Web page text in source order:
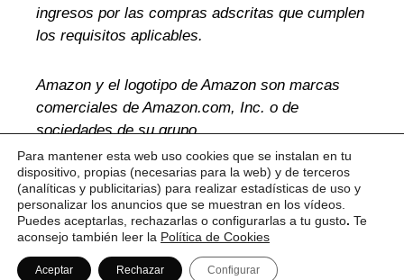
ingresos por las compras adscritas que cumplen
los requisitos aplicables.
Amazon y el logotipo de Amazon son marcas
comerciales de Amazon.com, Inc. o de
sociedades de su grupo.
Sobre mí Contacto Información Legal
Para mantener esta web uso cookies que se instalan en tu
dispositivo, propias (necesarias para la web) y de terceros
(analíticas y publicitarias) para realizar estadísticas de uso y
personalizar los anuncios que se muestran en los vídeos.
Puedes aceptarlas, rechazarlas o configurarlas a tu gusto. Te
aconsejo también leer la Política de Cookies
Aceptar Rechazar Configurar